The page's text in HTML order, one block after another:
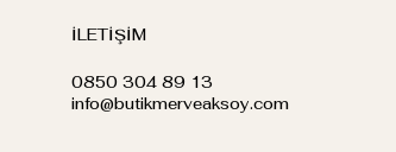
İLETİŞİM
0850 304 89 13
info@butikmerveaksoy.com